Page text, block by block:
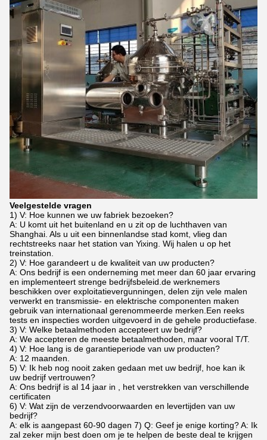
Veelgestelde vragen
1) V: Hoe kunnen we uw fabriek bezoeken?
A: U komt uit het buitenland en u zit op de luchthaven van
Shanghai. Als u uit een binnenlandse stad komt, vlieg dan
rechtstreeks naar het station van Yixing. Wij halen u op het
treinstation.
2) V: Hoe garandeert u de kwaliteit van uw producten?
A: Ons bedrijf is een onderneming met meer dan 60 jaar ervaring
en implementeert strenge bedrijfsbeleid.de werknemers
beschikken over exploitatievergunningen, delen zijn vele malen
verwerkt en transmissie- en elektrische componenten maken
gebruik van internationaal gerenommeerde merken.Een reeks
tests en inspecties worden uitgevoerd in de gehele productiefase.
3) V: Welke betaalmethoden accepteert uw bedrijf?
A: We accepteren de meeste betaalmethoden, maar vooral T/T.
4) V: Hoe lang is de garantieperiode van uw producten?
A: 12 maanden.
5) V: Ik heb nog nooit zaken gedaan met uw bedrijf, hoe kan ik
uw bedrijf vertrouwen?
A: Ons bedrijf is al 14 jaar in , het verstrekken van verschillende
certificaten
6) V: Wat zijn de verzendvoorwaarden en levertijden van uw
bedrijf?
A: elk is aangepast 60-90 dagen 7) Q: Geef je enige korting? A: Ik
zal zeker mijn best doen om je te helpen de beste deal te krijgen